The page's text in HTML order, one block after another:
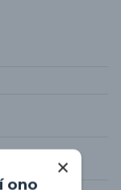
ono